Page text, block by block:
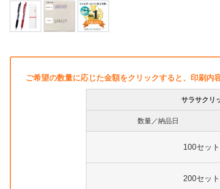
ご希望の数量に応じた金額をクリックすると、印刷内
サラサクリ
数量／納品日
100セット
200セット